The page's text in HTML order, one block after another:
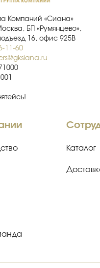
Компаний «Сиана»
БП «Румянцево»,
16, офис 925В
11-60
Каталог